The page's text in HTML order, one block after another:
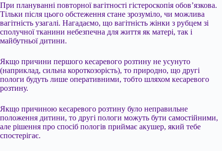
При плануванні повторної вагітності гістероскопія обов’язкова.
Тільки після цього обстеження стане зрозуміло, чи можлива
вагітність узагалі. Нагадаємо, що вагітність жінки з рубцем зі
сполучної тканини небезпечна для життя як матері, так і
майбутньої дитини.
Якщо причини першого кесаревого розтину не усунуто
(наприклад, сильна короткозорість), то природно, що другі
пологи будуть лише оперативними, тобто шляхом кесаревого
розтину.
Якщо причиною кесаревого розтину було неправильне
положення дитини, то другі пологи можуть бути самостійними,
але рішення про спосіб пологів приймає акушер, який тебе
спостерігає.